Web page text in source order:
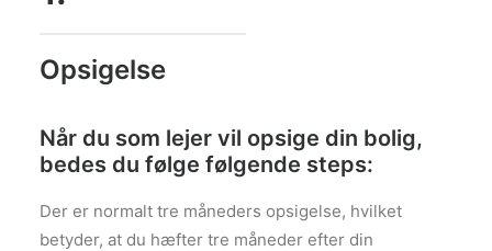
Opsigelse
Når du som lejer vil opsige din bolig,
bedes du følge følgende steps:
Der er normalt tre måneders opsigelse, hvilket
betyder, at du hæfter tre måneder efter din